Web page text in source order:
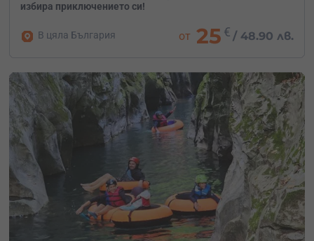
избира приключението си!
В цяла България от 25 € / 48.90 лв.